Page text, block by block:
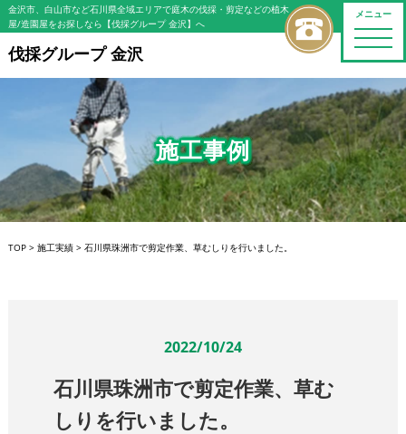
メニュー
toggle
金沢市、白山市など石川県全域エリアで庭木の伐採・剪定などの植木
屋/造園屋をお探しなら【伐採グループ 金沢】へ
伐採グループ 金沢
施工事例
TOP> 施工実績> 石川県珠洲市で剪定作業、草むしりを行いました。
2022/10/24
石川県珠洲市で剪定作業、草む
しりを行いました。